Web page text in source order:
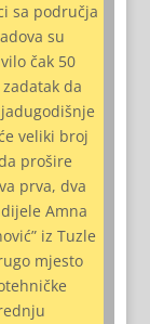
sa područja
su
čak 50
da
veliki broj
prošire
prva, dva
Amna
iz Tuzle
mjesto